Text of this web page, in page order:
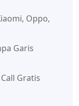
Oppo,
Garis
Gratis